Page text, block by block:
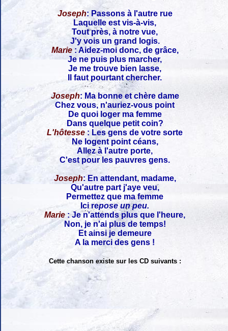
Joseph: Passons à l'autre rue
Laquelle est vis-à-vis,
Tout près, à notre vue,
J'y vois un grand logis.
Marie : Aidez-moi donc, de grâce,
Je ne puis plus marcher,
Je me trouve bien lasse,
Il faut pourtant chercher.
Joseph: Ma bonne et chère dame
Chez vous, n'auriez-vous point
De quoi loger ma femme
Dans quelque petit coin?
L'hôtesse: Les gens de votre sorte
Ne logent point céans,
Allez à l'autre porte,
C'est pour les pauvres gens.
Joseph: En attendant, madame,
Qu'autre part j'aye veu,
Permettez que ma femme
Ici repose un peu.
Marie: Je n'attends plus que l'heure,
Non, je n'ai plus de temps!
Et ainsi je demeure
A la merci des gens !
Cette chanson existe sur les CD suivants :